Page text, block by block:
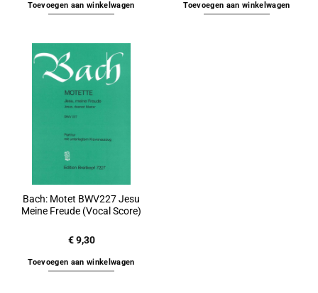
Toevoegen aan winkelwagen Toevoegen aan winkelwagen
Bach: Motet BWV227 Jesu
Meine Freude (Vocal Score)
€9,30
Toevoegen aan winkelwagen